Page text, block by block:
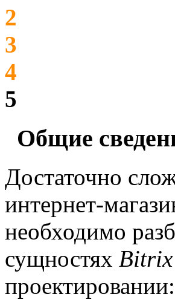
2
3
4
5
Общие
Достаточно
интернет-
необходимо
сущностях
проектировании: